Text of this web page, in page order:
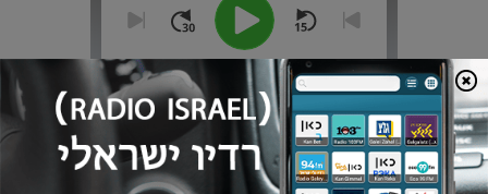
00:00
00:00
פרקים